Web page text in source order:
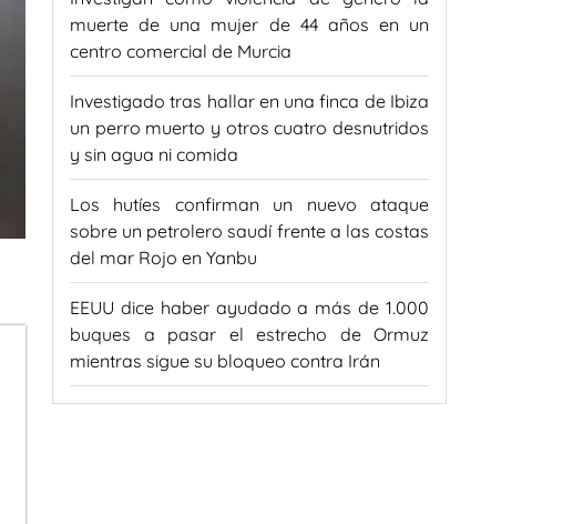
muerte de una mujer de 44 años en un
centro comercial de Murcia
Investigado tras hallar en una finca de Ibiza
un perro muerto y otros cuatro desnutridos
y sin agua ni comida
Los hutíes confirman un nuevo ataque
sobre un petrolero saudí frente a las costas
del mar Rojo en Yanbu
EEUU dice haber ayudado a más de 1.000
buques a pasar el estrecho de Ormuz
mientras sigue su bloqueo contra Irán